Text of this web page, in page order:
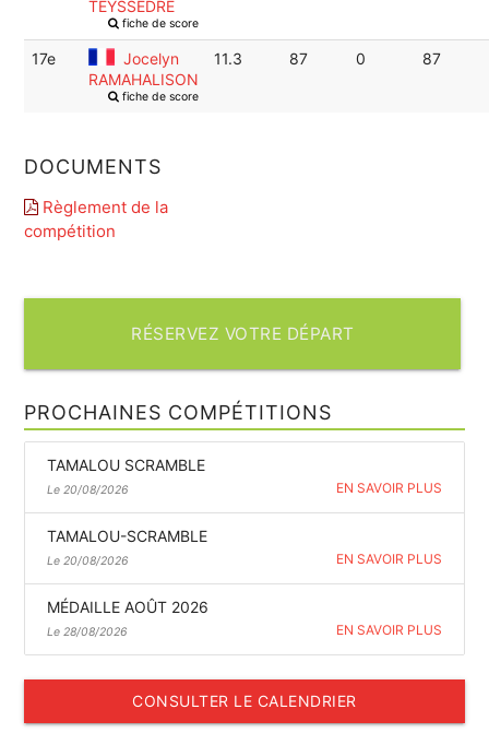
TEYSSEDRE
fiche de score
17e
Jocelyn
RAMAHALISON
fiche de score
11.3 87 0 87
DOCUMENTS
Règlement de la
compétition
RÉSERVEZ VOTRE DÉPART
PROCHAINES COMPÉTITIONS
TAMALOU SCRAMBLE
Le 20/08/2026 EN SAVOIR PLUS
TAMALOU-SCRAMBLE
Le 20/08/2026 EN SAVOIR PLUS
MÉDAILLE AOÛT 2026
Le 28/08/2026 EN SAVOIR PLUS
CONSULTER LE CALENDRIER